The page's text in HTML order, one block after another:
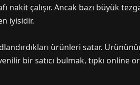
çalışır. Ancak bazı büyük
iyisidir.
ürünleri satar.
bir satıcı bulmak, tıpkı online